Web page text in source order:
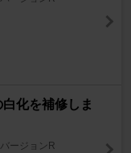
化を補修しま
ージョンR